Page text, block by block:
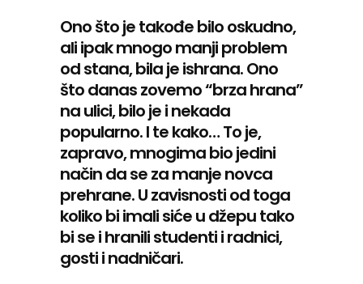
Ono što je takođe bilo oskudno,
ali ipak mnogo manji problem
od stana, bila je ishrana. Ono
što danas zovemo “brza hrana”
na ulici, bilo je i nekada
popularno. I te kako… To je,
zapravo, mnogima bio jedini
način da se za manje novca
prehrane. U zavisnosti od toga
koliko bi imali siće u džepu tako
bi se i hranili studenti i radnici,
gosti i nadničari.